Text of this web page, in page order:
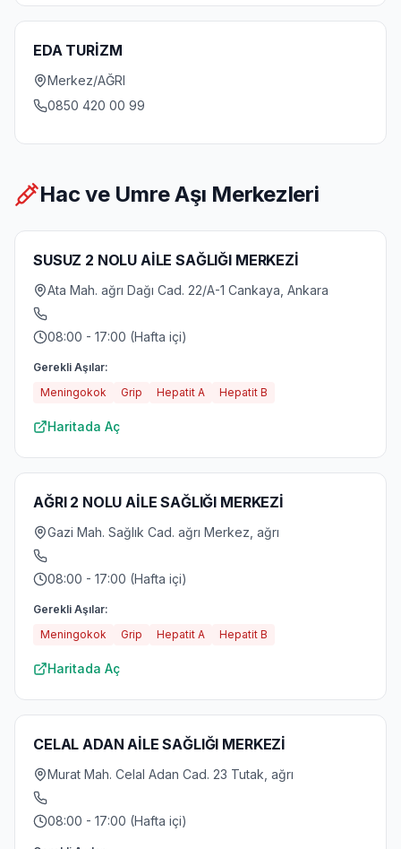
EDA TURİZM
Merkez/AĞRI
0850 420 00 99
Hac ve Umre Aşı Merkezleri
SUSUZ 2 NOLU AİLE SAĞLIĞI MERKEZİ
Ata Mah. ağrı Dağı Cad. 22/A-1 Cankaya, Ankara
08:00 - 17:00 (Hafta içi)
Gerekli Aşılar:
Meningokok
Grip Hepatit A Hepatit B
Haritada Aç
AĞRI 2 NOLU AİLE SAĞLIĞI MERKEZİ
Gazi Mah. Sağlık Cad. ağrı Merkez, ağrı
08:00 - 17:00 (Hafta içi)
Gerekli Aşılar:
Meningokok
Grip Hepatit A Hepatit B
Haritada Aç
CELAL ADAN AİLE SAĞLIĞI MERKEZİ
Murat Mah. Celal Adan Cad. 23 Tutak, ağrı
08:00 - 17:00 (Hafta içi)